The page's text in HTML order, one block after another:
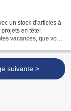
un stock d'articles à
en tête!
vacances, que vous
suivante >